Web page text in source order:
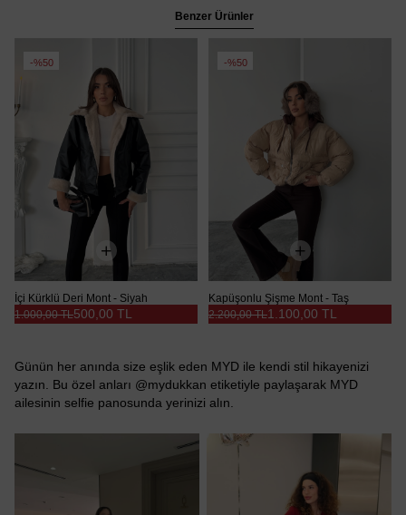
Benzer Ürünler
%50
İçi Kürklü Deri Mont - Siyah
500,00 TL
1.000,00 TL
%50
Kapüşonlu Şişme Mont - Taş
1.100,00 TL
2.200,00 TL
Günün her anında size eşlik eden MYD ile kendi stil hikayenizi
yazın. Bu özel anları @mydukkan etiketiyle paylaşarak MYD
ailesinin selfie panosunda yerinizi alın.